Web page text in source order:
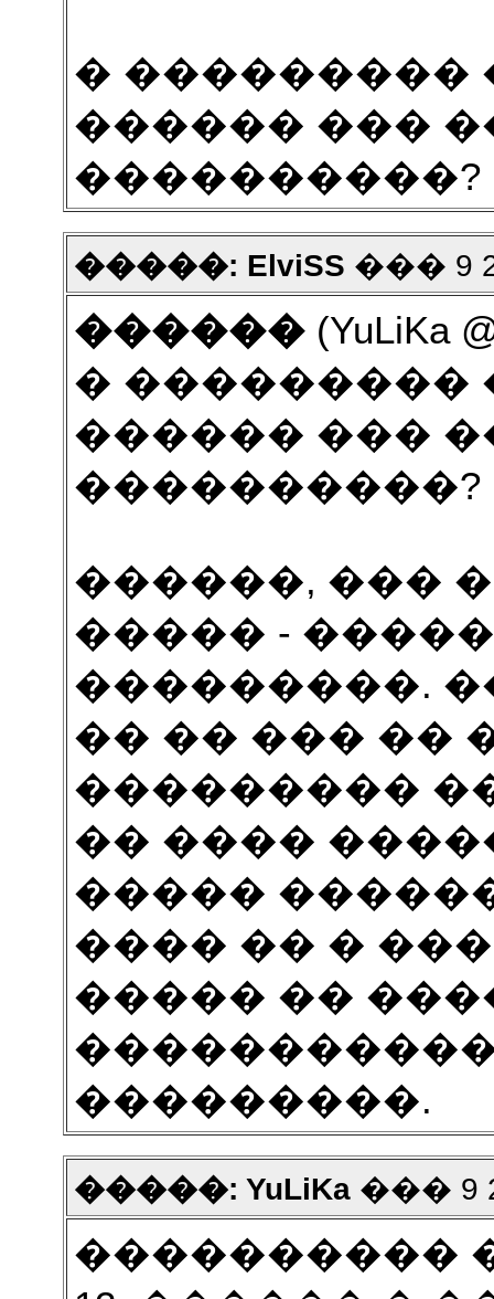
� ���������
������ ���
����������?
�����: ElviSS ��� 9
������(YuLiKa
� ���������
������ ���
����������?
������, ���
����� -
���������.
�� �� ��� ��
���������
�� ����
�����
���� �� �
����� ��
���������.
�����: YuLiKa��� 9
����������